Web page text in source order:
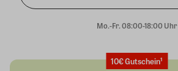
Mo.-Fr. 08:00-18:00 Uhr
10€ Gutschein¹